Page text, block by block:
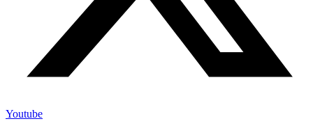
Youtube